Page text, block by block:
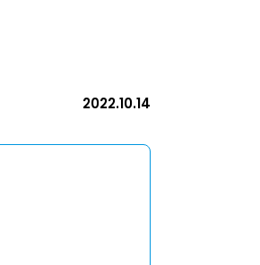
2022.10.14